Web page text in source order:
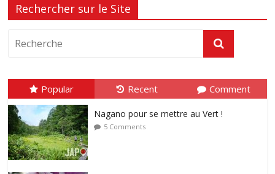
Rechercher sur le Site
Popular Recent Comment
Nagano pour se mettre au Vert !
5 Comments